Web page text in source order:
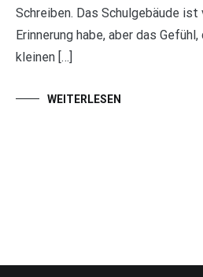
Schreiben. Das Schulgebäude
Erinnerung habe, aber das
kleinen […]
WEITERLESEN